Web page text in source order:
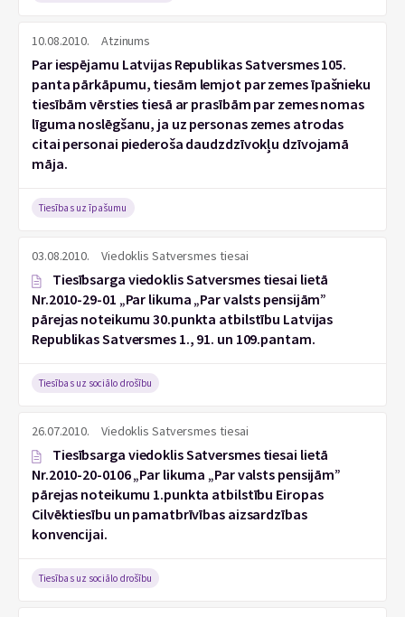
10.08.2010. Atzinums
Par iespējamu Latvijas Republikas Satversmes 105.
panta pārkāpumu, tiesām lemjot par zemes īpašnieku
tiesībām vērsties tiesā ar prasībām par zemes nomas
līguma noslēgšanu, ja uz personas zemes atrodas
citai personai piederoša daudzdzīvokļu dzīvojamā
māja.
Tiesības uz īpašumu
03.08.2010. Viedoklis Satversmes tiesai
Tiesībsarga viedoklis Satversmes tiesai lietā
Nr.2010-29-01 „Par likuma „Par valsts pensijām”
pārejas noteikumu 30.punkta atbilstību Latvijas
Republikas Satversmes 1., 91. un 109.pantam.
Tiesības uz sociālo drošību
26.07.2010. Viedoklis Satversmes tiesai
Tiesībsarga viedoklis Satversmes tiesai lietā
Nr.2010-20-0106 „Par likuma „Par valsts pensijām”
pārejas noteikumu 1.punkta atbilstību Eiropas
Cilvēktiesību un pamatbrīvības aizsardzības
konvencijai.
Tiesības uz sociālo drošību